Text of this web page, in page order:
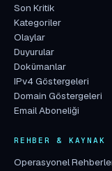
Son Kritik
Kategoriler
Olaylar
Duyurular
Dokümanlar
IPv4 Göstergeleri
Domain Göstergeleri
Email Aboneliği
REHBER & KAYNAK
Operasyonel